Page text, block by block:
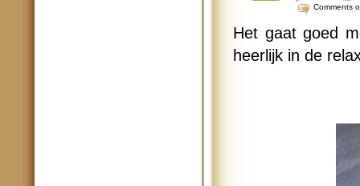
Comments
Het gaat goed
heerlijk in de